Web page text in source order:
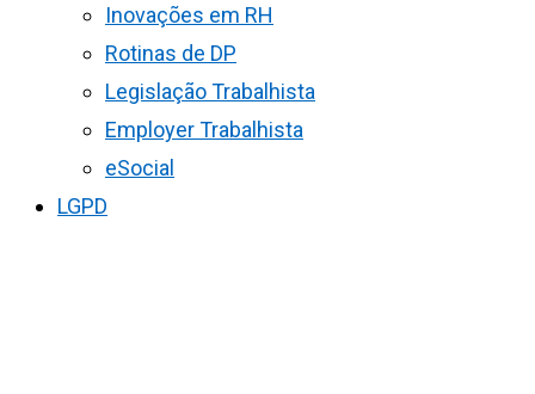
Inovações em RH
Rotinas de DP
Legislação Trabalhista
Employer Trabalhista
eSocial
LGPD